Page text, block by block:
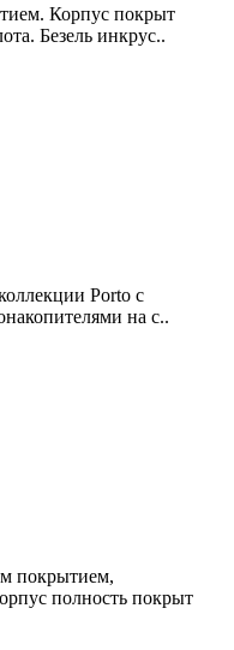
Корпус покрыт
Безель инкрус..
Porto с
на с..
покрытием,
полность покрыт